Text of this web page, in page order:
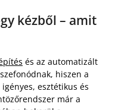
kézből – amit
és az automatizált
hiszen a
esztétikus és
már a